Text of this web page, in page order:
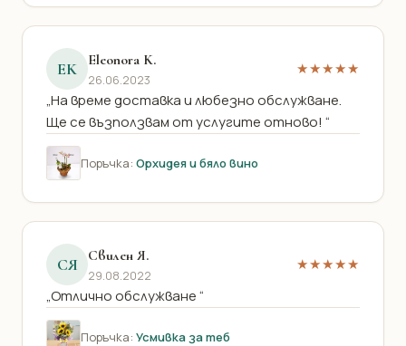
EK Eleonora K.
26.06.2023
★★★★★
„На време доставка и любезно обслужване.
Ще се възползвам от услугите отново! “
Поръчка: Орхидея и бяло вино
СЯ Свилен Я.
29.08.2022
★★★★★
„Отлично обслужване “
Поръчка: Усмивка за теб